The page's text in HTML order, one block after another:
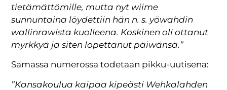
tietämättömille, mutta nyt wiime
sunnuntaina löydettiin hän n. s. yöwahdin
wallinrawista kuolleena. Koskinen oli ottanut
myrkkyä ja siten lopettanut päiwänsä.”
Samassa numerossa todetaan pikku-uutisena:
”Kansakoulua kaipaa kipeästi Wehkalahden